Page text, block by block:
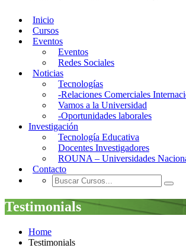
Inicio
Cursos
Eventos
Eventos
Redes Sociales
Noticias
Tecnologías
-Relaciones Comerciales
Vamos a la Universidad
-Oportunidades laborales
Investigación
Tecnología Educativa
Docentes Investigadores
ROUNA – Universidades
Contacto
Testimonials
Home
Testimonials